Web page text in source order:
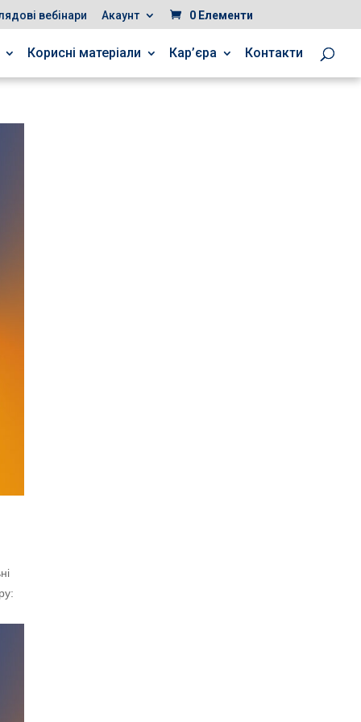
вебінари Акаунт 0 Елементи
Корисні матеріали Кар’єра Контакти